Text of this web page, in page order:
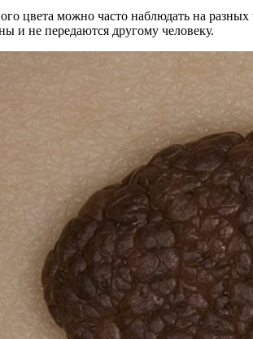
цвета можно часто наблюдать на
и не передаются другому человеку.